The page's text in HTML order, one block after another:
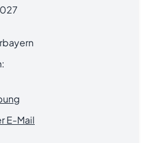
E-Mail